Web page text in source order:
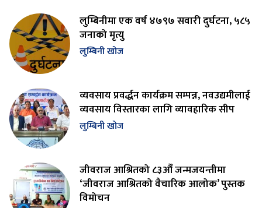
लुम्बिनीमा एक वर्ष ४७९७ सवारी दुर्घटना, ५८५
जनाको मृत्यु
लुम्बिनी खोज
व्यवसाय प्रवर्द्धन कार्यक्रम सम्पन्न, नवउद्यमीलाई
व्यवसाय विस्तारका लागि व्यावहारिक सीप
लुम्बिनी खोज
जीवराज आश्रितको ८३औँ जन्मजयन्तीमा
‘जीवराज आश्रितको वैचारिक आलोक’ पुस्तक
विमोचन